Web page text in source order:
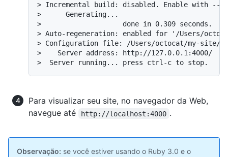
> Incremental build: disabled. Enable with --
>      Generating...
>                    done in 0.309 seconds.
> Auto-regeneration: enabled for '/Users/
> Configuration file: /Users/octocat/my-site/
>    Server address: http://127.0.0.1:4000/
>  Server running... press ctrl-c to stop.
Para visualizar seu site, no navegador da Web,
navegue até
http://localhost:4000 .
Observação: se você estiver usando o Ruby 3.0 e o